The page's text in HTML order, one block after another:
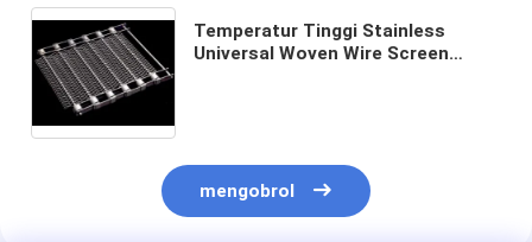
Temperatur Tinggi Stainless
Universal Woven Wire Screen
mengobrol